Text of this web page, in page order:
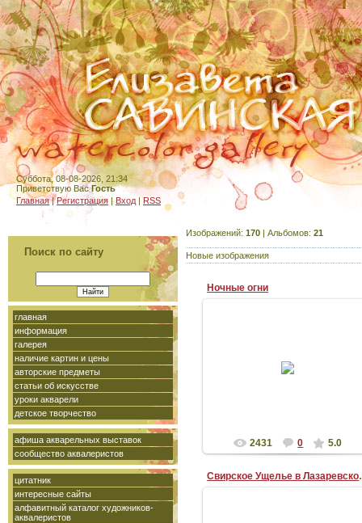
Суббота, 08-08-2026, 21:34
Приветствую Вас Гость
Главная|Регистрация |Вход | RSS
Поиск по сайту
главная
информация
галерея
наличие картин и цены
авторские предметы
статьи об искусстве
уроки акварели
детское творчество
афиша акварельных выставок
сообщество аквалеристов
цитатник
интересные сайты
алфавитный каталог художников-
аквалеристов
Изображений: 170 | Альбомов: 21
Новые изображения
Ночные огни
Бумага Fabriano 300г/м2, акварель
Высота: 28,2см Ширина: 21см
2431 0 5.0